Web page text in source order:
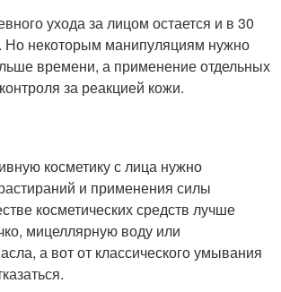
ухода за лицом остается и в 30
Но некоторым манипуляциям нужно
времени, а применение отдельных
за реакцией кожи.
косметику с лица нужно
и применения силы
косметических средств лучше
мицеллярную воду или
а вот от классического умывания